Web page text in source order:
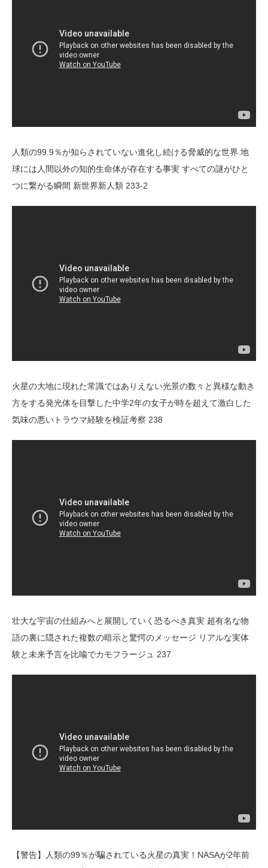
人類の99.9％が知らされていない進化し続ける脅威的な世界 地
球には人間以外の知的生命体が存在する事実 すべての謎がひと
つに繋がる瞬間 新世界新人類 233-2
火星の大地に現れた常識ではありえない光景の数々と異様な動き
方をする発光体を目撃した中学2年の女子が時を超えて激白した
気味の悪いトラウマ経験を検証考察 238
壮大な宇宙の仕組みへと展開していく恐るべき真実 超有名な物
語の裏に隠された複数の暗示と驚愕のメッセージ リアルな実体
験と未来予言を比喩でカモフラージュ 237
【警告】人類の99％が騙されている火星の真実！NASAが2年前